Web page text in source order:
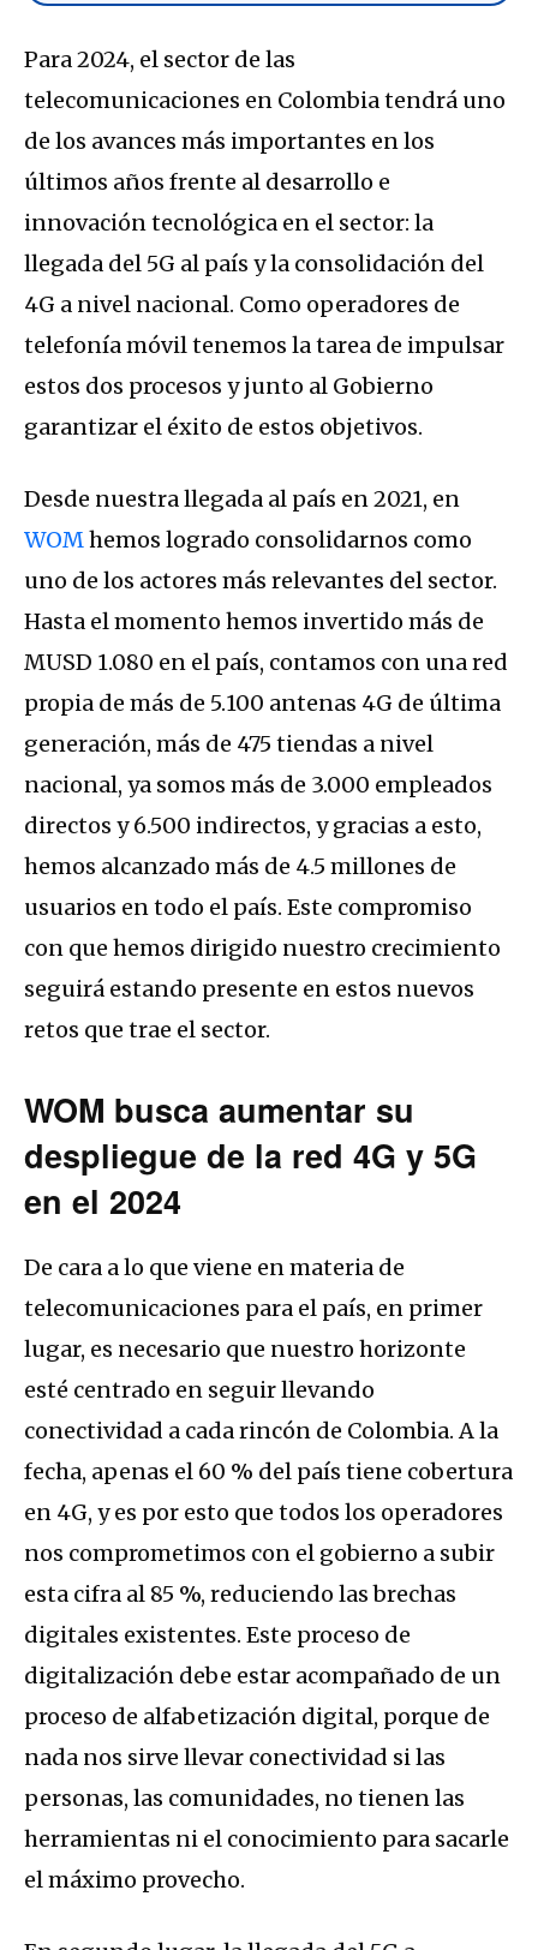
Para 2024, el sector de las
telecomunicaciones en Colombia tendrá uno
de los avances más importantes en los
últimos años frente al desarrollo e
innovación tecnológica en el sector: la
llegada del 5G al país y la consolidación del
4G a nivel nacional. Como operadores de
telefonía móvil tenemos la tarea de impulsar
estos dos procesos y junto al Gobierno
garantizar el éxito de estos objetivos.
Desde nuestra llegada al país en 2021, en
WOMhemos logrado consolidarnos como
uno de los actores más relevantes del sector.
Hasta el momento hemos invertido más de
MUSD 1.080 en el país, contamos con una red
propia de más de 5.100 antenas 4G de última
generación, más de 475 tiendas a nivel
nacional, ya somos más de 3.000 empleados
directos y 6.500 indirectos, y gracias a esto,
hemos alcanzado más de 4.5 millones de
usuarios en todo el país. Este compromiso
con que hemos dirigido nuestro crecimiento
seguirá estando presente en estos nuevos
retos que trae el sector.
WOM busca aumentar su
despliegue de la red 4G y 5G
en el 2024
De cara a lo que viene en materia de
telecomunicaciones para el país, en primer
lugar, es necesario que nuestro horizonte
esté centrado en seguir llevando
conectividad a cada rincón de Colombia. A la
fecha, apenas el 60 % del país tiene cobertura
en 4G, y es por esto que todos los operadores
nos comprometimos con el gobierno a subir
esta cifra al 85 %, reduciendo las brechas
digitales existentes. Este proceso de
digitalización debe estar acompañado de un
proceso de alfabetización digital, porque de
nada nos sirve llevar conectividad si las
personas, las comunidades, no tienen las
herramientas ni el conocimiento para sacarle
el máximo provecho.